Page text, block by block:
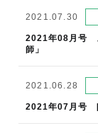
2021.07.30
2021年08月号
師」
2021.06.28
2021年07月号 [